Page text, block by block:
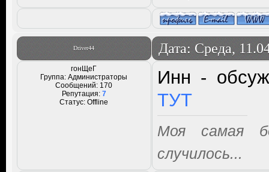
Driver44 Дата: Среда,
гонЩеГ
Группа: Администраторы
Сообщений: 170
Репутация: 7
Статус:Offline
Инн -
ТУТ
Моя самая
случилось...